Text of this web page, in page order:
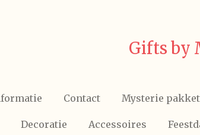
Gifts by
Contact Mysterie
Decoratie Accessoires